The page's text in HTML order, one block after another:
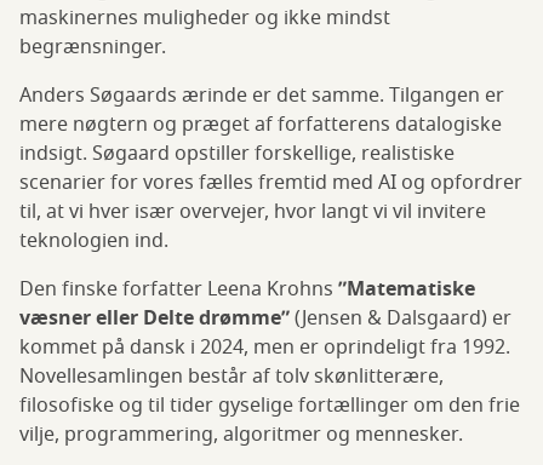
maskinernes muligheder og ikke mindst
begrænsninger.
Anders Søgaards ærinde er det samme. Tilgangen er
mere nøgtern og præget af forfatterens datalogiske
indsigt. Søgaard opstiller forskellige, realistiske
scenarier for vores fælles fremtid med AI og opfordrer
til, at vi hver især overvejer, hvor langt vi vil invitere
teknologien ind.
Den finske forfatter Leena Krohns ”Matematiske
væsner eller Delte drømme”(Jensen & Dalsgaard) er
kommet på dansk i 2024, men er oprindeligt fra 1992.
Novellesamlingen består af tolv skønlitterære,
filosofiske og til tider gyselige fortællinger om den frie
vilje, programmering, algoritmer og mennesker.